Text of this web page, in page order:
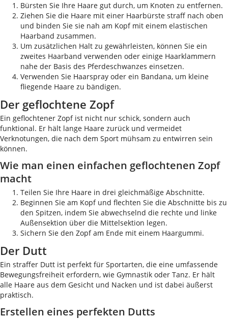
Bürsten Sie Ihre Haare gut durch, um Knoten zu entfernen.
Ziehen Sie die Haare mit einer Haarbürste straff nach oben
und binden Sie sie nah am Kopf mit einem elastischen
Haarband zusammen.
Um zusätzlichen Halt zu gewährleisten, können Sie ein
zweites Haarband verwenden oder einige Haarklammern
nahe der Basis des Pferdeschwanzes einsetzen.
Verwenden Sie Haarspray oder ein Bandana, um kleine
fliegende Haare zu bändigen.
Der geflochtene Zopf
Ein geflochtener Zopf ist nicht nur schick, sondern auch
funktional. Er hält lange Haare zurück und vermeidet
Verknotungen, die nach dem Sport mühsam zu entwirren sein
können.
Wie man einen einfachen geflochtenen Zopf
macht
Teilen Sie Ihre Haare in drei gleichmäßige Abschnitte.
Beginnen Sie am Kopf und flechten Sie die Abschnitte bis zu
den Spitzen, indem Sie abwechselnd die rechte und linke
Außensektion über die Mittelsektion legen.
Sichern Sie den Zopf am Ende mit einem Haargummi.
Der Dutt
Ein straffer Dutt ist perfekt für Sportarten, die eine umfassende
Bewegungsfreiheit erfordern, wie Gymnastik oder Tanz. Er hält
alle Haare aus dem Gesicht und Nacken und ist dabei äußerst
praktisch.
Erstellen eines perfekten Dutts